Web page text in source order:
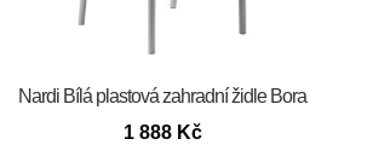
Nardi Bílá plastová zahradní židle Bora
1 888 Kč